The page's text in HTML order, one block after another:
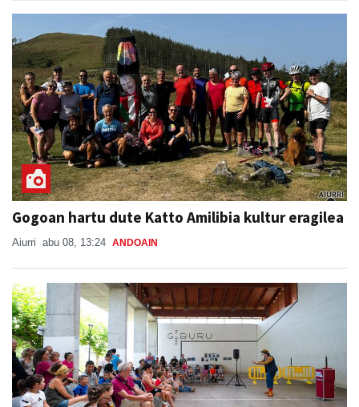
Gogoan hartu dute Katto Amilibia kultur eragilea
Aiurri abu 08, 13:24 ANDOAIN